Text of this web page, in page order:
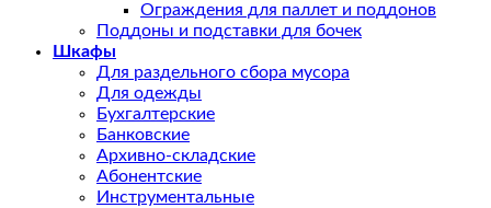
Ограждения для паллет и поддонов
Поддоны и подставки для бочек
Шкафы
Для раздельного сбора мусора
Для одежды
Бухгалтерские
Банковские
Архивно-складские
Абонентские
Инструментальные